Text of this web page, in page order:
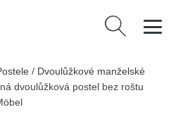
Vyhledávání
/ Dvoulůžkové manželské
dvoulůžková postel bez roštu